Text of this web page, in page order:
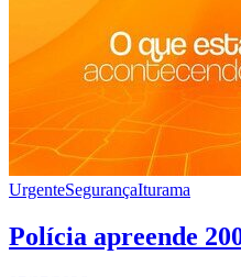
UrgenteSegurançaIturama
Polícia apreende